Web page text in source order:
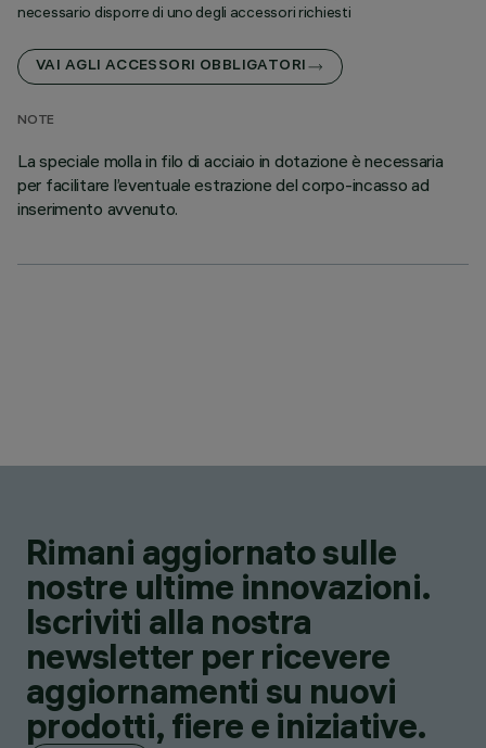
necessario disporre di uno degli accessori richiesti
VAI AGLI ACCESSORI OBBLIGATORI
NOTE
La speciale molla in filo di acciaio in dotazione è necessaria
per facilitare l’eventuale estrazione del corpo-incasso ad
inserimento avvenuto.
Rimani aggiornato sulle
nostre ultime innovazioni.
Iscriviti alla nostra
newsletter per ricevere
aggiornamenti su nuovi
prodotti, fiere e iniziative.